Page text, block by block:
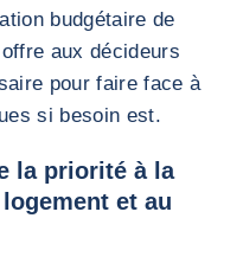
budgétaire de
aux décideurs
pour faire face à
si besoin est.
la priorité à la
et au